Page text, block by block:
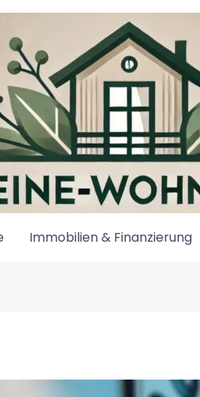
Immobilien & Finanzierung